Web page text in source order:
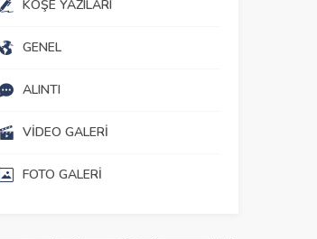
KÖŞE YAZILARI
GENEL
ALINTI
VIDEO GALERI
FOTO GALERI